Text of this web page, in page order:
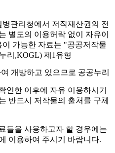
관리청에서 저작재산권의 전
별도의 이용허락 없이 자유이
가능한 자료는 "공공저작물
리,KOGL) 제1유형
개방하고 있으므로 공공누리
인한 이후에 자유 이용하시기
반드시 저작물의 출처를 구체
들을 사용하고자 할 경우에는
이용하여 주시기 바랍니다.